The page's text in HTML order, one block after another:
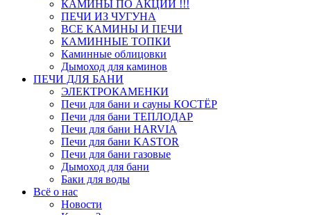
КАМИНЫ ПО АКЦИИ !!!
ПЕЧИ ИЗ ЧУГУНА
ВСЕ КАМИНЫ И ПЕЧИ
КАМИННЫЕ ТОПКИ
Каминные облицовки
Дымоход для каминов
ПЕЧИ ДЛЯ БАНИ
ЭЛЕКТРОКАМЕНКИ
Печи для бани и сауны КОСТЁР
Печи для бани ТЕПЛОДАР
Печи для бани HARVIA
Печи для бани KASTOR
Печи для бани газовые
Дымоход для бани
Баки для воды
Всё о нас
Новости